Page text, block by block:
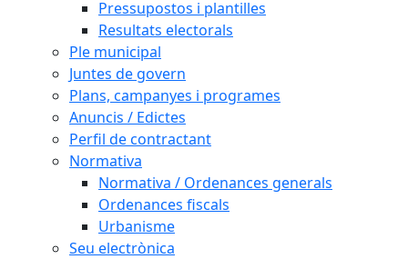
Pressupostos i plantilles
Resultats electorals
Ple municipal
Juntes de govern
Plans, campanyes i programes
Anuncis / Edictes
Perfil de contractant
Normativa
Normativa / Ordenances generals
Ordenances fiscals
Urbanisme
Seu electrònica